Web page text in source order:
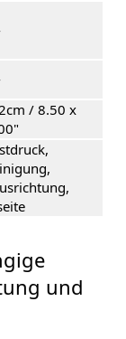
/ 8.50 x
und